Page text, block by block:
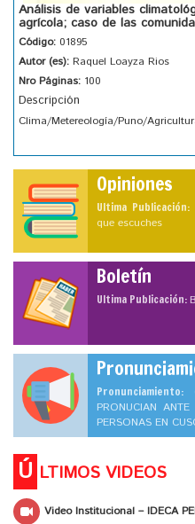
Análisis de variables
agrícola; caso de las
Código: 01895
Autor (es): Raquel Loayza Rios
Nro Páginas: 100
Descripción
Clima/Metereología/Puno/
Opiniones
Ultima Publicación:
que escuches
Boletín
Ultima Publicación:
Pronunciamiento:
PRONUCIAN
PERSONAS EN
Ú LTIMOS VIDEOS
Video Institucional – IDECA